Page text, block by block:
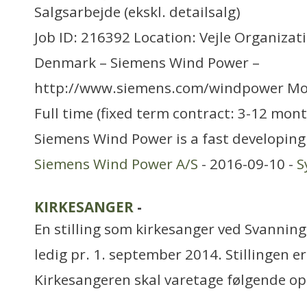
Salgsarbejde (ekskl. detailsalg)
Job ID: 216392 Location: Vejle
Denmark – Siemens Wind Power –
http://www.siemens.com/windpower
Full time (fixed term contract: 3-12
Siemens Wind Power is a fast
Siemens Wind Power A/S - 2016-09-10 -
KIRKESANGER -
En stilling som kirkesanger ved
ledig pr. 1. september 2014. Stillingen
Kirkesangeren skal varetage følgende